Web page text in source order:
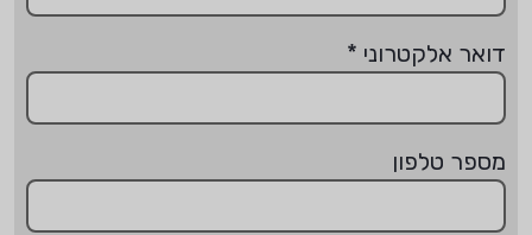
דואר אלקטרוני *
מספר טלפון